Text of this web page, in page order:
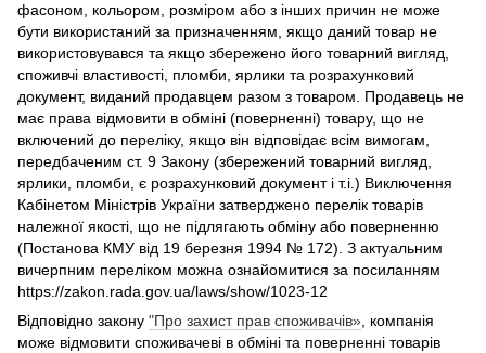
фасоном, кольором, розміром або з інших причин не може
бути використаний за призначенням, якщо даний товар не
використовувався та якщо збережено його товарний вигляд,
споживчі властивості, пломби, ярлики та розрахунковий
документ, виданий продавцем разом з товаром. Продавець не
має права відмовити в обміні (поверненні) товару, що не
включений до переліку, якщо він відповідає всім вимогам,
передбаченим ст. 9 Закону (збережений товарний вигляд,
ярлики, пломби, є розрахунковий документ і т.і.) Виключення
Кабінетом Міністрів України затверджено перелік товарів
належної якості, що не підлягають обміну або поверненню
(Постанова КМУ від 19 березня 1994 № 172). З актуальним
вичерпним переліком можна ознайомитися за посиланням
https://zakon.rada.gov.ua/laws/show/1023-12
Відповідно закону "Про захист прав споживачів» , компанія
може відмовити споживачеві в обміні та поверненні товарів